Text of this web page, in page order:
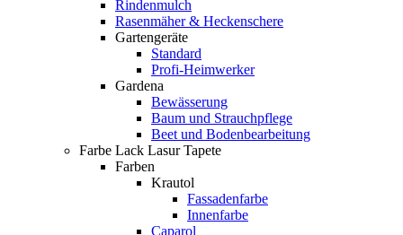
Rindenmulch
Rasenmäher & Heckenschere
Gartengeräte
Standard
Profi-Heimwerker
Gardena
Bewässerung
Baum und Strauchpflege
Beet und Bodenbearbeitung
Farbe Lack Lasur Tapete
Farben
Krautol
Fassadenfarbe
Innenfarbe
Caparol